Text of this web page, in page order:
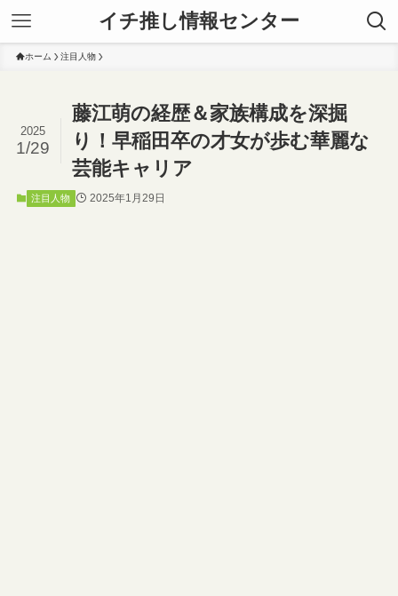
イチ推し情報センター
ホーム 注目人物
藤江萌の経歴＆家族構成を深掘
り！早稲田卒の才女が歩む華麗な
芸能キャリア
2025
1/29
注目人物 2025年1月29日